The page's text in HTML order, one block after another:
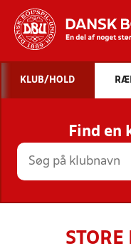
STILLINGER,
KLUB/HOLD
Find en